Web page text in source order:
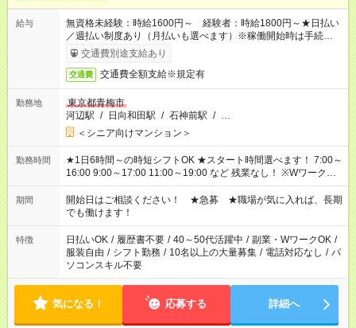
給与
無資格未経験：時給1600円～ 経験者：時給1800円～★日払い
／週払い制度あり（月払いも選べます）※稼働開始時は手続き完
了次第のお支払いとなります。
交通費別途支給あり
交通費 交通費全額支給※規定有
勤務地
東京都青梅市
河辺駅 / 日向和田駅 / 石神前駅 / …
＜シニア向けマンション＞
勤務時間
★1日6時間～の時短シフトOK ★スタート時間選べます！ 7:00～
16:00 9:00～17:00 11:00～19:00 など 残業なし！ ※Wワークの
場合、他のお仕事と合わせ週40時間超の就業はご案内できませ
ん ※法令に基づき、週20時間以上勤務は社会保険への加入対象
となります ※労働者派遣法（日雇い派遣の原則禁止）により、
短時間・短期間の就業はご案内が難しい場合があります
期間
開始日はご相談ください！ ★急募 ★職場が気に入れば、長期
でも働けます！
特徴 日払いOK / 履歴書不要 / 40～50代活躍中 / 副業・WワークOK /
服装自由 / シフト勤務 / 10名以上の大量募集 / 電話対応なし / パ
ソコンスキル不要
気になる！ 応募する 詳細へ